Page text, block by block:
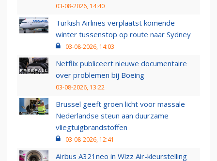
03-08-2026, 14:40
Turkish Airlines verplaatst komende
winter tussenstop op route naar Sydney
03-08-2026, 14:03
Netflix publiceert nieuwe documentaire
over problemen bij Boeing
03-08-2026, 13:22
Brussel geeft groen licht voor massale
Nederlandse steun aan duurzame
vliegtuigbrandstoffen
03-08-2026, 12:41
Airbus A321neo in Wizz Air-kleurstelling